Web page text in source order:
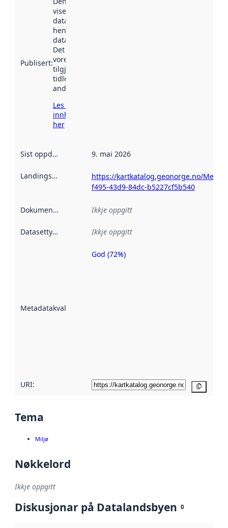
Publisert:
viser når
datasettet vart
henta inn av
data.norge.no.
Det kan ha
vore
tilgjengeleg
tidlegare
andre stader.
Les meir om
innhenting
her
Sist oppdatert 9. mai 2026
Landingsside
https://kartkatalog.geonorge.no/
f495-43d9-84dc-b5227cf5b540
Dokumentasjon Ikkje oppgitt
Datasettype Ikkje oppgitt
Metadatakvalitet
Metadatakvalitet
God (72%)
URI:
Tema
Miljø
Nøkkelord
Ikkje oppgitt
Diskusjonar på Datalandsbyen 0